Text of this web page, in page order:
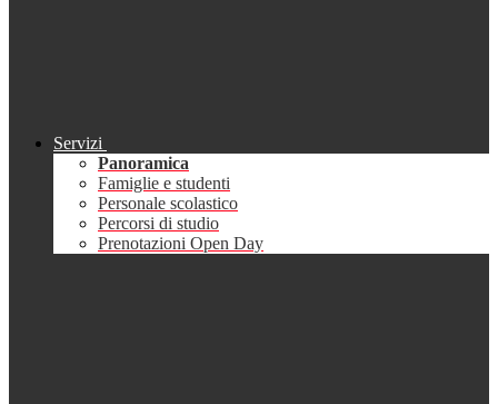
Servizi
Panoramica
Famiglie e studenti
Personale scolastico
Percorsi di studio
Prenotazioni Open Day